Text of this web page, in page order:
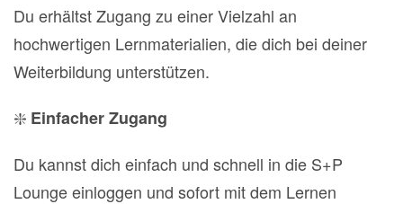
Du erhältst Zugang zu einer Vielzahl an
hochwertigen Lernmaterialien, die dich bei deiner
Weiterbildung unterstützen.
❇️ Einfacher Zugang
Du kannst dich einfach und schnell in die S+P
Lounge einloggen und sofort mit dem Lernen